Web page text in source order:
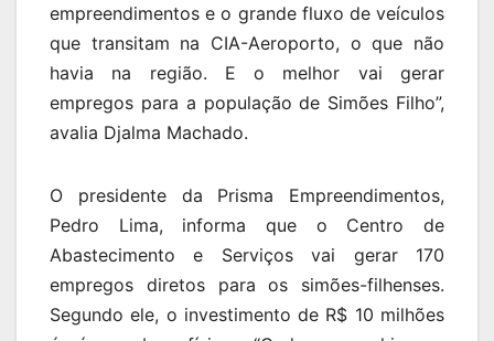
empreendimentos e o grande fluxo de veículos
que transitam na CIA-Aeroporto, o que não
havia na região. E o melhor vai gerar
empregos para a população de Simões Filho”,
avalia Djalma Machado.
O presidente da Prisma Empreendimentos,
Pedro Lima, informa que o Centro de
Abastecimento e Serviços vai gerar 170
empregos diretos para os simões-filhenses.
Segundo ele, o investimento de R$ 10 milhões